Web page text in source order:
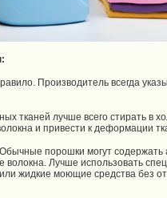
Производитель всегда
тканей лучше всего стирать в
и привести к деформации
Обычные порошки могут содержать
волокна. Лучше использовать
жидкие моющие средства без